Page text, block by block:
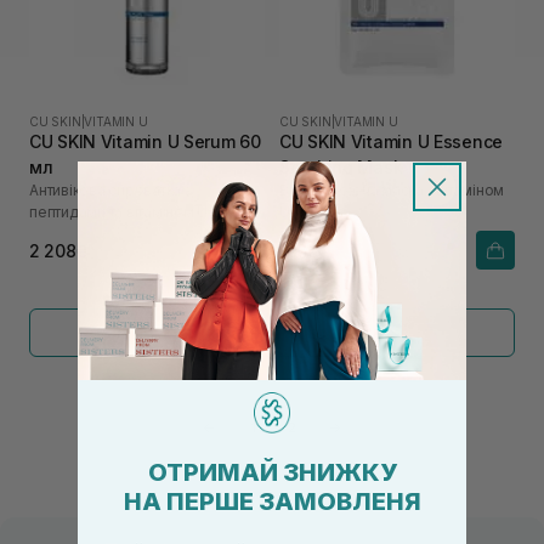
CU SKIN |VITAMIN U
CU SKIN Vitamin U Serum 60
мл
Антивікова сироватка з
пептидами та вітаміном U
2 208₴
CU SKIN |VITAMIN U
CU SKIN Vitamin U Essence
Soothing Mask
Відновлююча маска з вітаміном
186₴
Показати більше
2
ОТРИМАЙ ЗНИЖКУ
НА ПЕРШЕ ЗАМОВЛЕНЯ